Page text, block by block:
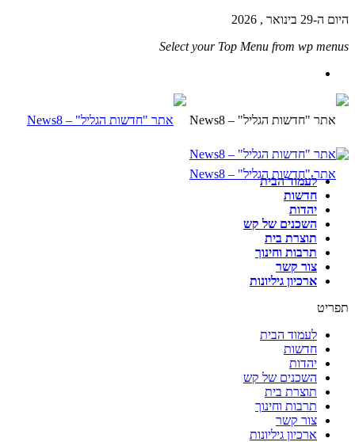
היום ה-29 בינואר , 2026
Select your Top Menu from wp menus
לעמוד הבית
חדשות
יהדות
השכנים של קש
תוצרת בית
תרבות וחינוך
צור קשר
ארכיון גיליונות
תפריט
לעמוד הבית
חדשות
יהדות
השכנים של קש
תוצרת בית
תרבות וחינוך
צור קשר
ארכיון גיליונות